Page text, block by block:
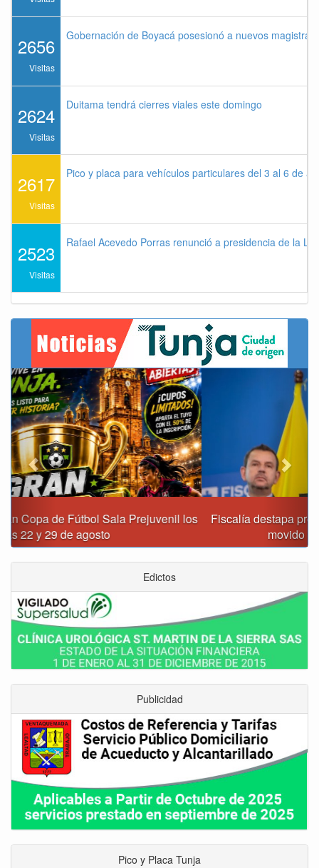
2656
Visitas
Gobernación de Boyacá posesionó a nuevos
2624
Visitas
Duitama tendrá cierres viales este domingo
2617
Visitas
Pico y placa para vehículos particulares del 3 al 6 de
2523
Visitas
Rafael Acevedo Porras renunció a presidencia de la
Fiscalía destapa presunta red de corrupción que habría
movido $3,1 billones en regalías
Previous Next
Edictos
Publicidad
Pico y Placa Tunja